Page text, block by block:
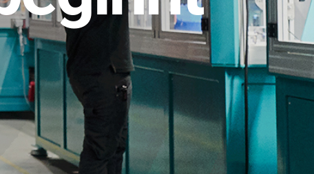
für industrielle Anwendungen –
zukunftsfähig.